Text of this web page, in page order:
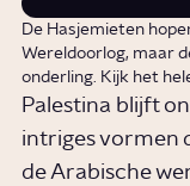
De Hasjemieten
Wereldoorlog, maar
onderling. Kijk het
Palestina blijft
intriges vormen
de Arabische